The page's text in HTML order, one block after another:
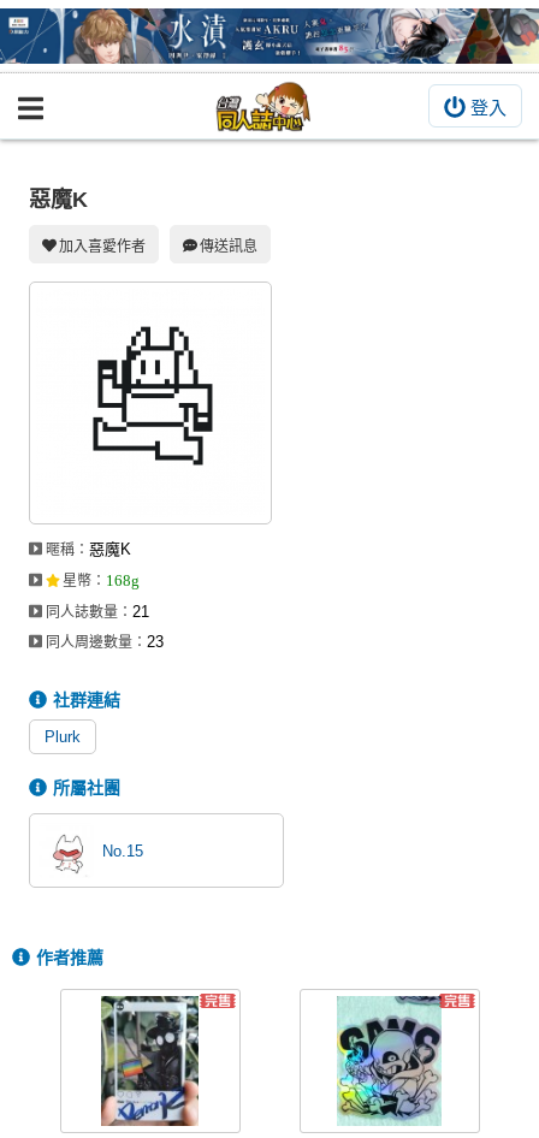
登入
BOOKY書集倉庫
同人周邊
活動&消息
同人誌活動
最新消息
宣傳&交流
工作委託
繪圖藝廊
攤位轉讓區
會員功能選單
會員中心
惡魔K
加入喜愛作者 傳送訊息
暱稱：惡魔K
星幣 ： 168g
同人誌數量：21
同人周邊數量：23
社群連結
Plurk
所屬社團
No.15
作者推薦